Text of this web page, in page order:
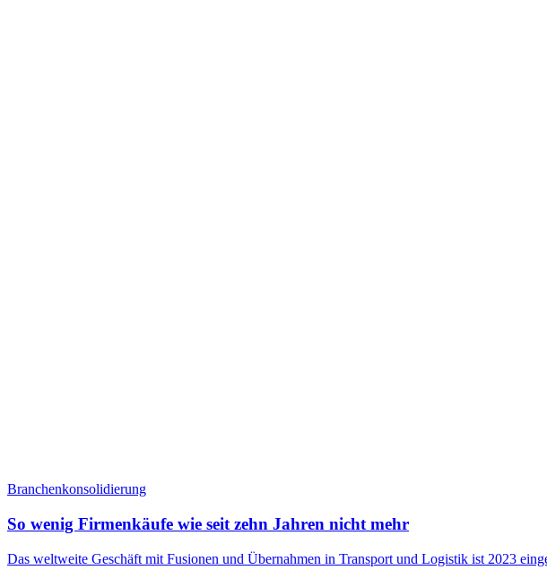
Branchenkonsolidierung
So wenig Firmenkäufe wie seit zehn Jahren nicht mehr
Das weltweite Geschäft mit Fusionen und Übernahmen in Transport und Logistik ist 2023